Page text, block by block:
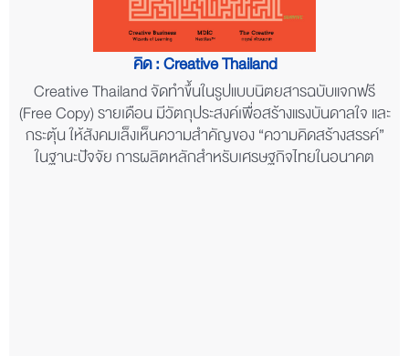
คิด : Creative Thailand
Creative Thailand จัดทำขึ้นในรูปแบบนิตยสารฉบับแจกฟรี
(Free Copy) รายเดือน มีวัตถุประสงค์เพื่อสร้างแรงบันดาลใจ และ
กระตุ้น ให้สังคมเล็งเห็นความสำคัญของ “ความคิดสร้างสรรค์”
ในฐานะปัจจัย การผลิตหลักสำหรับเศรษฐกิจไทยในอนาคต